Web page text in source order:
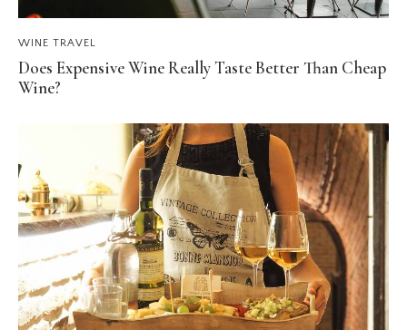
WINE TRAVEL
Does Expensive Wine Really Taste Better Than Cheap
Wine?